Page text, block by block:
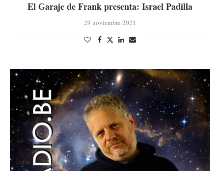
El Garaje de Frank presenta: Israel Padilla
29 noviembre 2021